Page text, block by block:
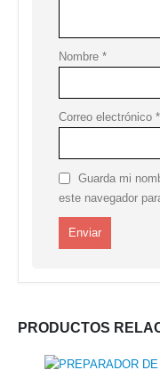
Nombre *
Correo electrónico *
Guarda mi
este navegador
PRODUCTOS